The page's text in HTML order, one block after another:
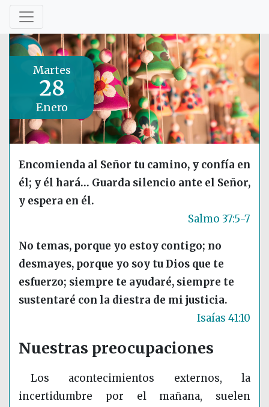
Martes
28
Enero
Encomienda al Señor tu camino, y confía en
él; y él hará… Guarda silencio ante el Señor,
y espera en él.
Salmo 37:5-7
No temas, porque yo estoy contigo; no
desmayes, porque yo soy tu Dios que te
esfuerzo; siempre te ayudaré, siempre te
sustentaré con la diestra de mi justicia.
Isaías 41:10
Nuestras preocupaciones
Los acontecimientos externos, la
incertidumbre por el mañana, suelen